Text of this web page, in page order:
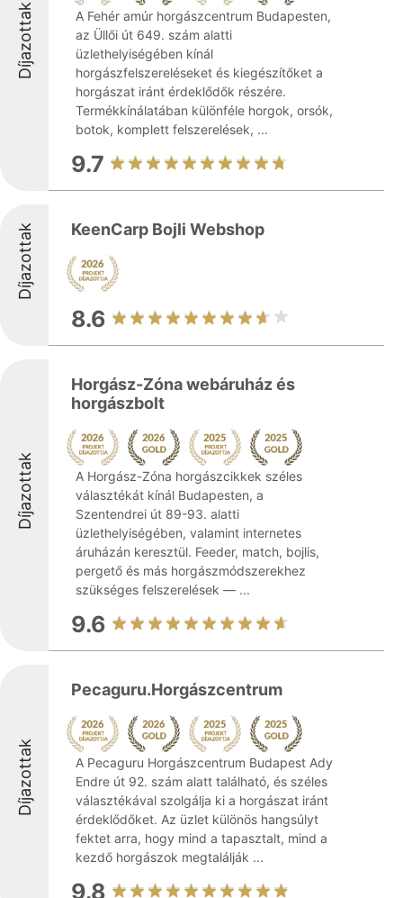
Díjazottak
A Fehér amúr horgászcentrum Budapesten,
az Üllői út 649. szám alatti
üzlethelyiségében kínál
horgászfelszereléseket és kiegészítőket a
horgászat iránt érdeklődők részére.
Termékkínálatában különféle horgok, orsók,
botok, komplett felszerelések, ...
9.7
Díjazottak KeenCarp Bojli Webshop
8.6
Díjazottak
Horgász-Zóna webáruház és
horgászbolt
A Horgász-Zóna horgászcikkek széles
választékát kínál Budapesten, a
Szentendrei út 89-93. alatti
üzlethelyiségében, valamint internetes
áruházán keresztül. Feeder, match, bojlis,
pergető és más horgászmódszerekhez
szükséges felszerelések — ...
9.6
Díjazottak
Pecaguru.Horgászcentrum
A Pecaguru Horgászcentrum Budapest Ady
Endre út 92. szám alatt található, és széles
választékával szolgálja ki a horgászat iránt
érdeklődőket. Az üzlet különös hangsúlyt
fektet arra, hogy mind a tapasztalt, mind a
kezdő horgászok megtalálják ...
9.8